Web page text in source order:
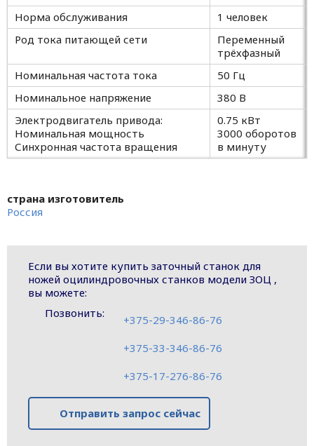
Норма обслуживания
1 человек
Род тока питающей сети
Переменный
трёхфазный
Номинальная частота тока
50 Гц
Номинальное напряжение
380 В
Электродвигатель привода:
Номинальная мощность
Синхронная частота вращения
0.75 кВт
3000 оборотов
в минуту
страна изготовитель
Россия
Если вы хотите купить заточный станок для
ножей оцилиндровочных станков модели ЗОЦ ,
вы можете:
Позвонить:
+375-29-346-86-76
+375-33-346-86-76
+375-17-276-86-76
Отправить запрос сейчас